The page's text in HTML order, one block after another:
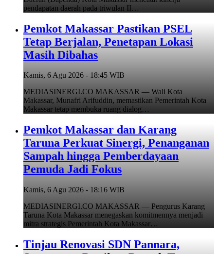
pendapatan daerah pada triwulan II…
Pemkot Makassar Pastikan PSEL
Tetap Berjalan, Penetapan Lokasi
Masih Dibahas
Kamis, 6 Agu 2026 - 18:45 WIB
MEDIASINERGI.CO MAKASSAR — Wali Kota
Makassar, Munafri Arifuddin, memastikan Pemerintah Kota
Makassar tetap membuka ruang dialog…
Pemkot Makassar dan Karang
Taruna Perkuat Sinergi, Penanganan
Sampah hingga Pemberdayaan
Pemuda Jadi Fokus
Kamis, 6 Agu 2026 - 18:16 WIB
MEDIASINERGI.CO MAKASSAR — Pengurus Karang
Taruna Kota Makassar menegaskan komitmennya menjadi
mitra strategis Pemerintah Kota Makassar…
Tinjau Renovasi SDN Pannara,